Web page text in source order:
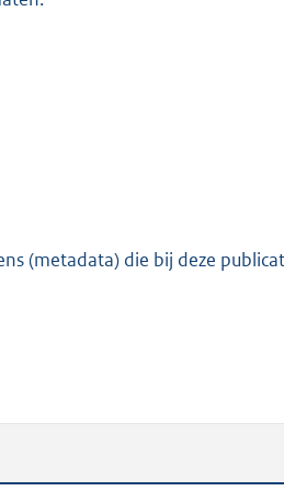
b
(metadata) die bij deze